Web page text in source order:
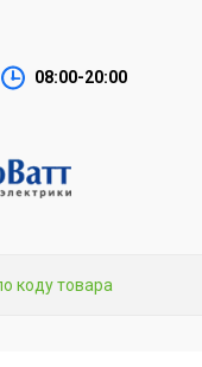
08:00-20:00